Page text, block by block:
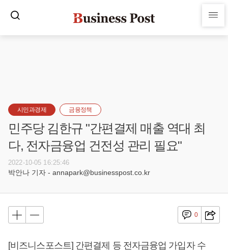
시민과경제 금융정책
민주당 김한규 "간편결제 매출 역대 최
다, 전자금융업 건전성 관리 필요"
2022-10-05 16:25:46
박안나 기자 - annapark@businesspost.co.kr
0
[비즈니스포스트] 간편결제 등 전자금융업 가입자 수